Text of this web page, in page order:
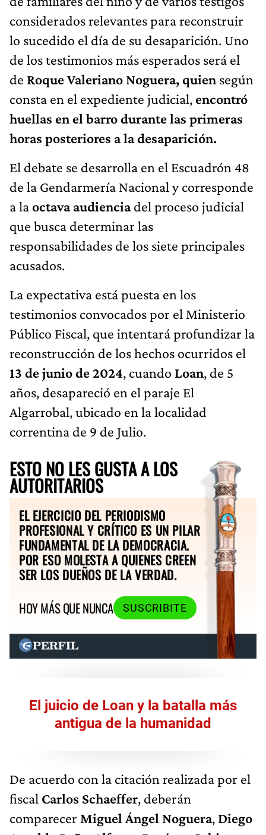
considerados relevantes para reconstruir
lo sucedido el día de su desaparición. Uno
de los testimonios más esperados será el
de Roque Valeriano Noguera, quien según
consta en el expediente judicial, encontró
huellas en el barro durante las primeras
horas posteriores a la desaparición.
El debate se desarrolla en el Escuadrón 48
de la Gendarmería Nacional y corresponde
a laoctava audienciadel proceso judicial
que busca determinar las
responsabilidades de los siete principales
acusados.
La expectativa está puesta en los
testimonios convocados por el Ministerio
Público Fiscal, que intentará profundizar la
reconstrucción de los hechos ocurridos el
13 de junio de 2024, cuando Loan, de 5
años, desapareció en el paraje El
Algarrobal, ubicado en la localidad
correntina de 9 de Julio.
ESTO NO LES GUSTA A LOS
AUTORITARIOS
EL EJERCICIO DEL PERIODISMO
PROFESIONAL Y CRÍTICO ES UN PILAR
FUNDAMENTAL DE LA DEMOCRACIA.
POR ESO MOLESTA A QUIENES CREEN
SER LOS DUEÑOS DE LA VERDAD.
HOY MÁS QUE NUNCA
SUSCRIBITE
El juicio de Loan y la batalla más
antigua de la humanidad
De acuerdo con la citación realizada por el
fiscal Carlos Schaeffer, deberán
comparecer Miguel Ángel Noguera, Diego